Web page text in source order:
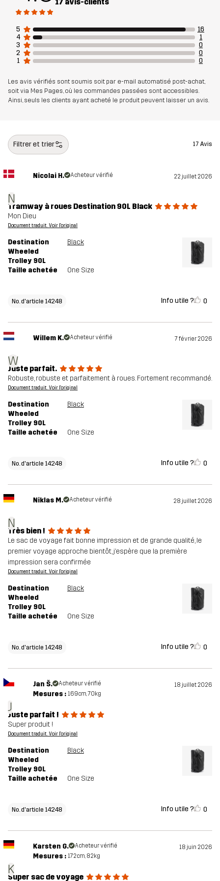
un choix fonctionnel et fiable pour les longs voyages.
75 x 37 x 38 cm
Matériau 1 100% Polyester
Matériau 2 100% Polyamide
Doublure 2 100% Polyester
Durabilité
Numéro
14248_2001
5
16
4
1
3
0
2
0
1
0
Les avis vérifiés sont soumis soit par e-mail automatisé post-achat,
soit via Mes Pages, où les commandes passées sont accessibles.
Ainsi, seuls les clients ayant acheté le produit peuvent laisser un avis.
Filtrer et trier 17 Avis
N
Nicolai H. Acheteur vérifié 22 juillet 2026
Tramway à roues Destination 90L Black
Mon Dieu
Document traduit. Voir l'original
Destination
Wheeled
Trolley 90L
Black
Taille achetée One Size
No. d'article 14248 Info utile ? 0
W
Willem K. Acheteur vérifié 7 février 2026
Juste parfait.
Robuste, robuste et parfaitement à roues. Fortement recommandé.
Document traduit. Voir l'original
Destination
Wheeled
Trolley 90L
Black
Taille achetée One Size
No. d'article 14248 Info utile ? 0
N
Niklas M. Acheteur vérifié 28 juillet 2026
Très bien !
Le sac de voyage fait bonne impression et de grande qualité, le
premier voyage approche bientôt, j’espère que la première
impression sera confirmée
Document traduit. Voir l'original
Destination
Wheeled
Trolley 90L
Black
Taille achetée One Size
No. d'article 14248 Info utile ? 0
J
Jan Š. Acheteur vérifié 18 juillet 2026
Mesures : 169cm, 70kg
Juste parfait !
Super produit !
Document traduit. Voir l'original
Destination
Wheeled
Trolley 90L
Black
Taille achetée One Size
No. d'article 14248 Info utile ? 0
K
Karsten G. Acheteur vérifié 18 juin 2026
Mesures : 172cm, 82kg
Super sac de voyage